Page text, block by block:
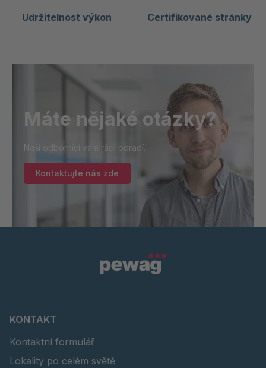
Udržitelnost výkon Certifikované stránky
Máte nějaké otázky?
Naši odborníci vám rádi poradí.
Kontaktujte nás zde
KONTAKT
Kontaktní formulář
Lokality po celém světě